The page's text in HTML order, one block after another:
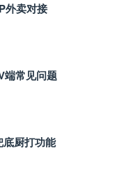
外卖对接
端常见问题
厨打功能